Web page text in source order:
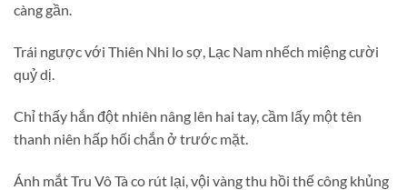
càng gần.
Trái ngược với Thiên Nhi lo sợ, Lạc Nam nhếch miệng cười
quỷ dị.
Chỉ thấy hắn đột nhiên nâng lên hai tay, cầm lấy một tên
thanh niên hấp hối chắn ở trước mặt.
Ánh mắt Tru Vô Tà co rút lại, vội vàng thu hồi thế công khủng